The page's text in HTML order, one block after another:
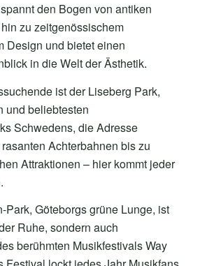
den Bogen von antiken
zu zeitgenössischem
Design und bietet einen
in die Welt der Ästhetik.
ist der Liseberg Park,
und beliebtesten
Schwedens, die Adresse
Achterbahnen bis zu
Attraktionen – hier kommt jeder
Park, Göteborgs grüne Lunge, ist
Ruhe, sondern auch
berühmten Musikfestivals Way